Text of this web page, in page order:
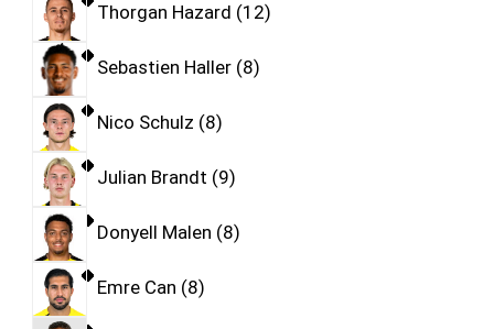
Thorgan Hazard 12
Sebastien Haller 8
Nico Schulz 8
Julian Brandt 9
Donyell Malen 8
Emre Can 8